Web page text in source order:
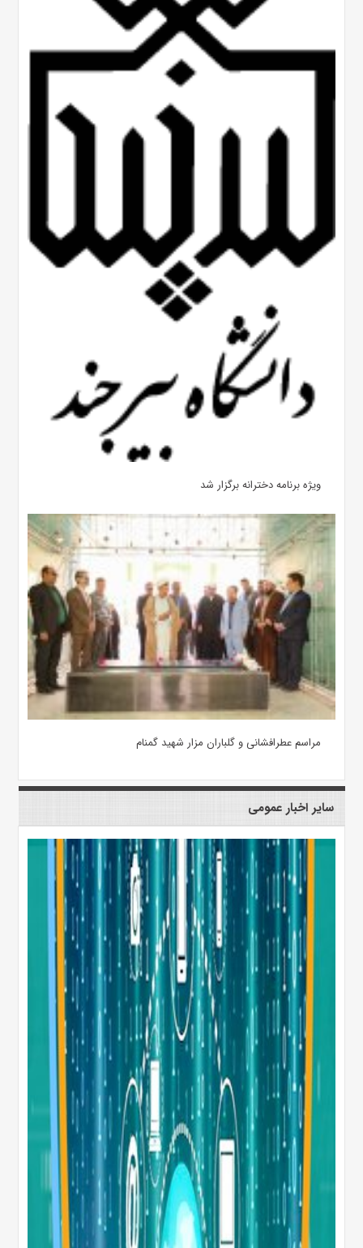
ویژه برنامه دخترانه برگزار شد
مراسم عطرافشانی و گلباران مزار شهید گمنام
سایر اخبار عمومی